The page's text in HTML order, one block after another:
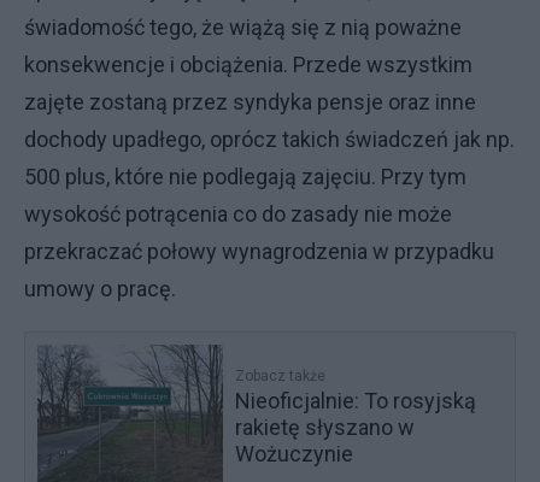
świadomość tego, że wiążą się z nią poważne
konsekwencje i obciążenia. Przede wszystkim
zajęte zostaną przez syndyka pensje oraz inne
dochody upadłego, oprócz takich świadczeń jak np.
500 plus, które nie podlegają zajęciu. Przy tym
wysokość potrącenia co do zasady nie może
przekraczać połowy wynagrodzenia w przypadku
umowy o pracę.
Zobacz także
Nieoficjalnie: To rosyjską
rakietę słyszano w
Wożuczynie